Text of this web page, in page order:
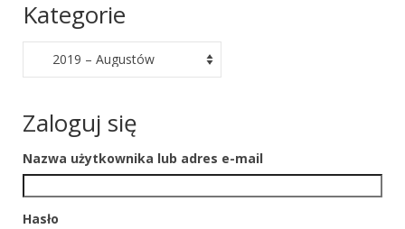
Sędziowie Pracy Wodnej
PT – Posłuszeństwo
PP czyli praca pociągowa
Przepisy Certyfikacji Pracy Pociągowej
Ćwiczenia pociągowe
Kategorie
Zaloguj się
Nazwa użytkownika lub adres e-mail
Hasło